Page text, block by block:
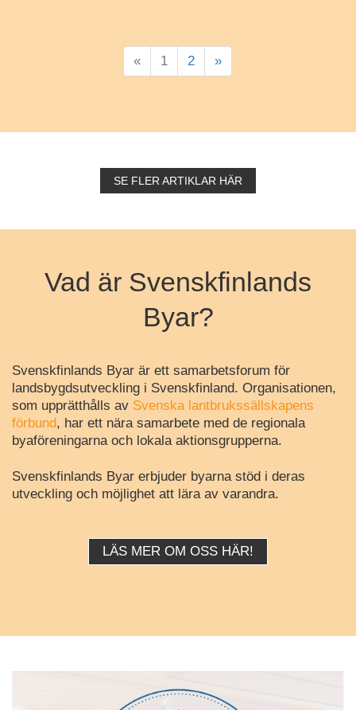
« 1 2 »
SE FLER ARTIKLAR HÄR
Vad är Svenskfinlands
Byar?
Svenskfinlands Byar är ett samarbetsforum för
landsbygdsutveckling i Svenskfinland. Organisationen,
som upprätthålls av Svenska lantbrukssällskapens
förbund, har ett nära samarbete med de regionala
byaföreningarna och lokala aktionsgrupperna.
Svenskfinlands Byar erbjuder byarna stöd i deras
utveckling och möjlighet att lära av varandra.
LÄS MER OM OSS HÄR!